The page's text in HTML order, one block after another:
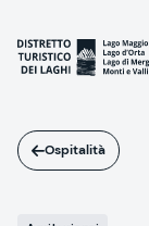
contenuto
principale
Ospitalità